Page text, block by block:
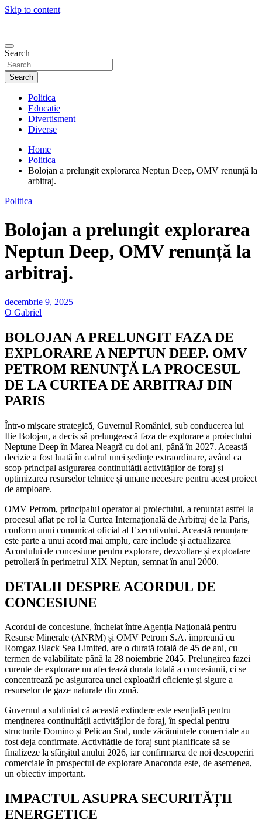
Skip to content
Search
Search
Politica
Educatie
Divertisment
Diverse
Home
Politica
Bolojan a prelungit explorarea Neptun Deep, OMV renunță la
arbitraj.
Politica
Bolojan a prelungit explorarea
Neptun Deep, OMV renunță la
arbitraj.
decembrie 9, 2025
O Gabriel
BOLOJAN A PRELUNGIT FAZA DE
EXPLORARE A NEPTUN DEEP. OMV
PETROM RENUNŢĂ LA PROCESUL
DE LA CURTEA DE ARBITRAJ DIN
PARIS
Într-o mișcare strategică, Guvernul României, sub conducerea lui
Ilie Bolojan, a decis să prelungească faza de explorare a proiectului
Neptune Deep în Marea Neagră cu doi ani, până în 2027. Această
decizie a fost luată în cadrul unei ședințe extraordinare, având ca
scop principal asigurarea continuității activităților de foraj și
optimizarea resurselor tehnice și umane necesare pentru acest proiect
de amploare.
OMV Petrom, principalul operator al proiectului, a renunțat astfel la
procesul aflat pe rol la Curtea Internațională de Arbitraj de la Paris,
conform unui comunicat oficial al Executivului. Această renunțare
este parte a unui acord mai amplu, care include și actualizarea
Acordului de concesiune pentru explorare, dezvoltare și exploatare
petrolieră în perimetrul XIX Neptun, semnat în anul 2000.
DETALII DESPRE ACORDUL DE
CONCESIUNE
Acordul de concesiune, încheiat între Agenția Națională pentru
Resurse Minerale (ANRM) și OMV Petrom S.A. împreună cu
Romgaz Black Sea Limited, are o durată totală de 45 de ani, cu
termen de valabilitate până la 28 noiembrie 2045. Prelungirea fazei
curente de explorare nu afectează durata totală a concesiunii, ci se
concentrează pe asigurarea unei exploatări eficiente și sigure a
resurselor de gaze naturale din zonă.
Guvernul a subliniat că această extindere este esențială pentru
menținerea continuității activităților de foraj, în special pentru
structurile Domino și Pelican Sud, unde zăcămintele comerciale au
fost deja confirmate. Activitățile de foraj sunt planificate să se
finalizeze la sfârșitul anului 2026, iar confirmarea de noi descoperiri
comerciale în prospectul de explorare Anaconda este, de asemenea,
un obiectiv important.
IMPACTUL ASUPRA SECURITĂȚII
ENERGETICE